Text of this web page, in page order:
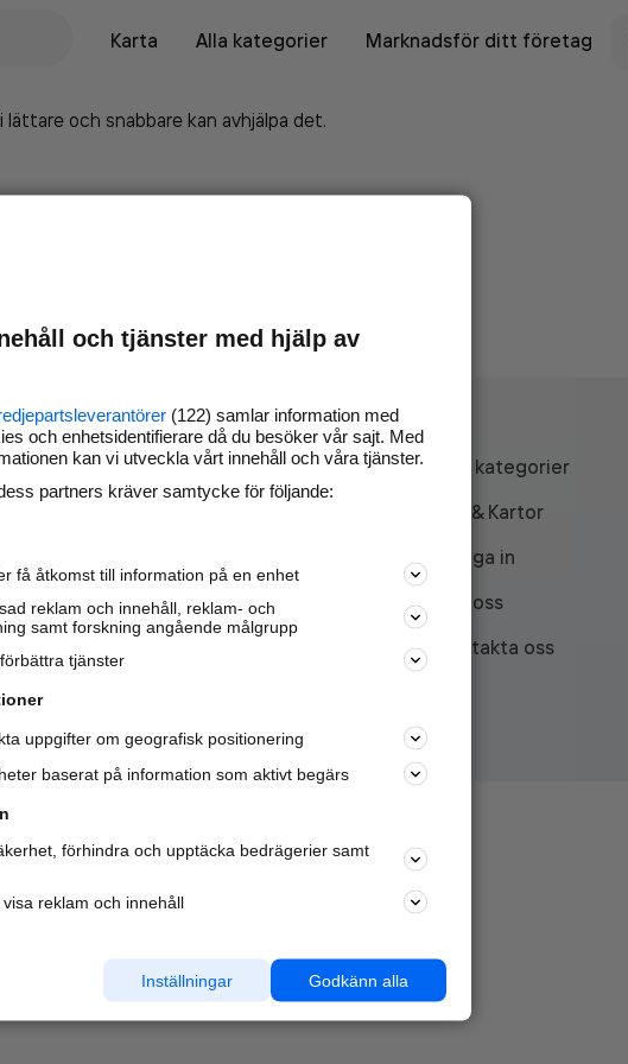
Karta
Alla kategorier Marknadsför ditt företag
och snabbare kan avhjälpa det.
Marknadsför företaget på
nya kunder och
samarbetspartners nära dig.
Läs mer här
Alla kategorier
API & Kartor
Logga in
Om oss
Kontakta oss
och tjänster med hjälp av
(122) samlar information med
och enhetsidentifierare då du besöker vår sajt. Med
kan vi utveckla vårt innehåll och våra tjänster.
partners kräver samtycke för följande:
få åtkomst till information på en enhet
reklam och innehåll, reklam- och
samt forskning angående målgrupp
tjänster
uppgifter om geografisk positionering
baserat på information som aktivt begärs
förhindra och upptäcka bedrägerier samt
reklam och innehåll
Godkänn alla
Inställningar